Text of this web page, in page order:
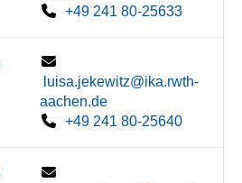
+49 241 80-25633
luisa.jekewitz@ika.rwth-
aachen.de
+49 241 80-25640